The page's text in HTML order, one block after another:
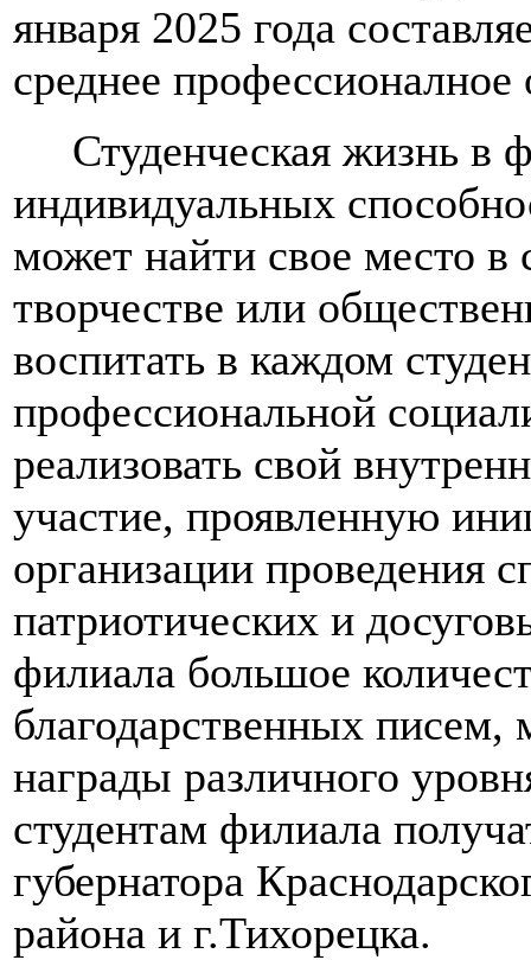
января 2025 года
среднее профессионалное
Студенческая жизнь в
индивидуальных
может найти свое место в
творчестве или
воспитать в каждом
профессиональной
реализовать свой
участие, проявленную
организации проведения
патриотических и
филиала большое
благодарственных
награды различного
студентам филиала
губернатора
района и г.Тихорецка.